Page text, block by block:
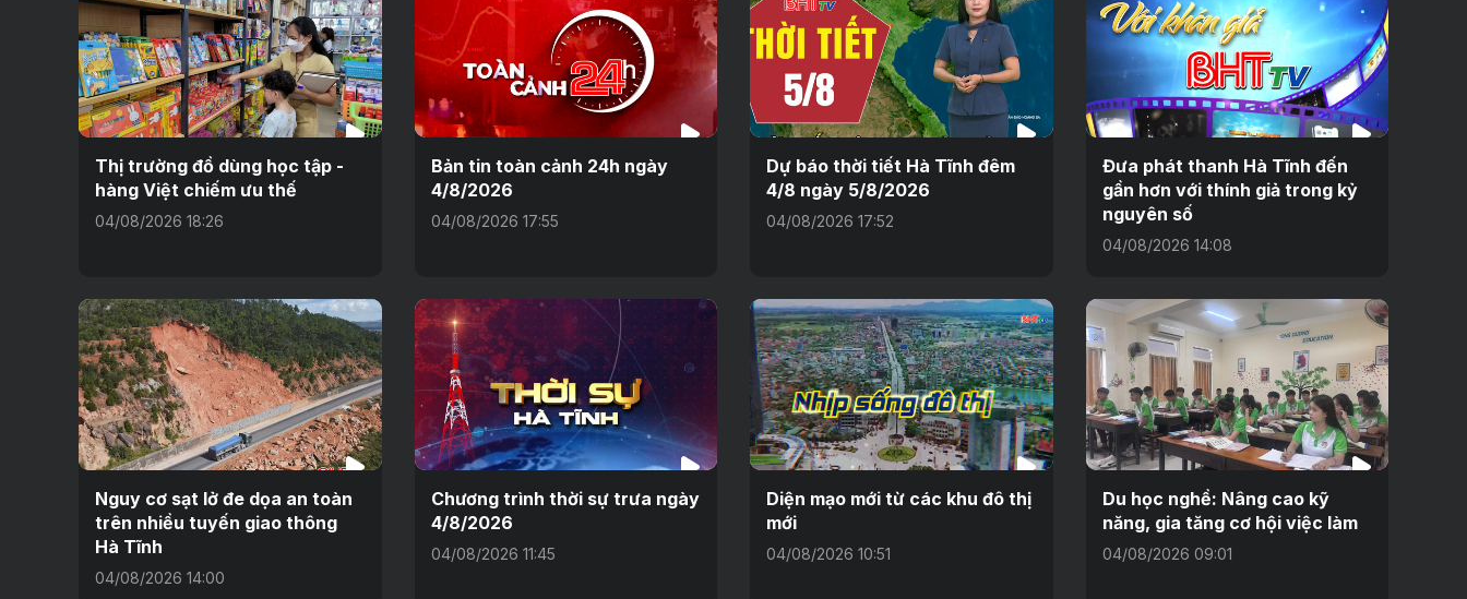
Thị trường đồ dùng học tập -
hàng Việt chiếm ưu thế
04/08/2026 18:26
Bản tin toàn cảnh 24h ngày
4/8/2026
04/08/2026 17:55
Dự báo thời tiết Hà Tĩnh đêm
4/8 ngày 5/8/2026
04/08/2026 17:52
Đưa phát thanh Hà Tĩnh đến
gần hơn với thính giả trong kỷ
nguyên số
04/08/2026 14:08
Nguy cơ sạt lở đe dọa an toàn
trên nhiều tuyến giao thông
Hà Tĩnh
04/08/2026 14:00
Chương trình thời sự trưa ngày
4/8/2026
04/08/2026 11:45
Diện mạo mới từ các khu đô thị
mới
04/08/2026 10:51
Du học nghề: Nâng cao kỹ
năng, gia tăng cơ hội việc làm
04/08/2026 09:01